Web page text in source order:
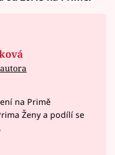
na Primě
Ženy a podílí se